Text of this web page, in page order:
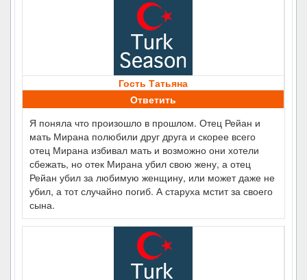
Гость Татьяна
Ответить
Я поняла что произошло в прошлом. Отец Рейан и
мать Мирана полюбили друг друга и скорее всего
отец Мирана избивал мать и возможно они хотели
сбежать, но отек Мирана убил свою жену, а отец
Рейан убил за любимую женщину, или может даже не
убил, а тот случайно погиб. А старуха мстит за своего
сына.